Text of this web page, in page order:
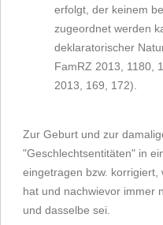
erfolgt, der keinem
zugeordnet werden
deklaratorischer
FamRZ 2013, 1180,
2013, 169, 172).
Zur Geburt und zur
"Geschlechtsentitäten" in
eingetragen bzw. korrigiert,
hat und nachwievor immer
und dasselbe sei.